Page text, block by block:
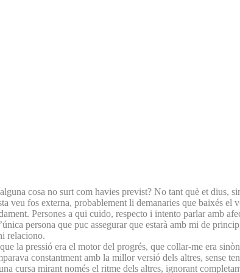
cosa no surt com havies previst? No tant què et dius,
fos externa, probablement li demanaries que baixés el
Persones a qui cuido, respecto i intento parlar amb
persona que puc assegurar que estarà amb mi de
relaciono.
la pressió era el motor del progrés, que collar-me era
constantment amb la millor versió dels altres, sense
cursa mirant només el ritme dels altres, ignorant